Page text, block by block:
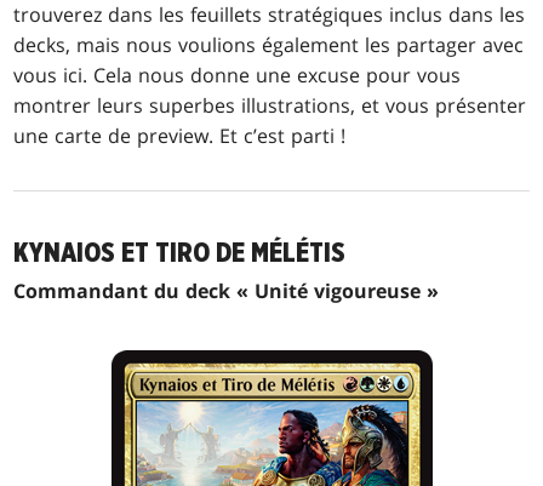
trouverez dans les feuillets stratégiques inclus dans les
decks, mais nous voulions également les partager avec
vous ici. Cela nous donne une excuse pour vous
montrer leurs superbes illustrations, et vous présenter
une carte de preview. Et c’est parti !
KYNAIOS ET TIRO DE MÉLÉTIS
Commandant du deck « Unité vigoureuse »